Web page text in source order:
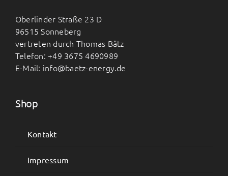
Oberlinder Straße 23 D
96515 Sonneberg
vertreten durch Thomas Bätz
Telefon: +49 3675 4690989
E-Mail: info@baetz-energy.de
Shop
Kontakt
Impressum